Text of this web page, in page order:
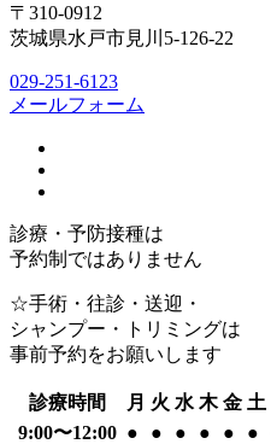
〒310-0912
茨城県水戸市見川5-126-22
029-251-6123
メールフォーム
診療・予防接種は
予約制ではありません
☆手術・往診・送迎・
シャンプー・トリミングは
事前予約をお願いします
診療時間 月 火 水 木 金 土
9:00〜12:00 ● ● ● ● ● ●